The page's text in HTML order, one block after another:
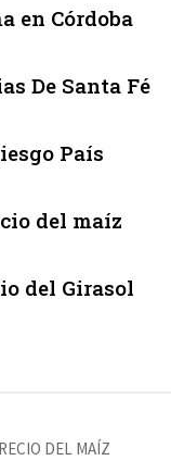
en Córdoba
De Santa Fé
País
del maíz
del Girasol
DEL MAÍZ